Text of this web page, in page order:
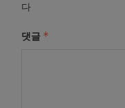
다
댓글 *